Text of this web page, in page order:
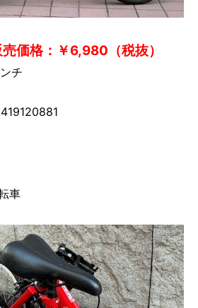
価格：￥6,980（税抜）
チ
車